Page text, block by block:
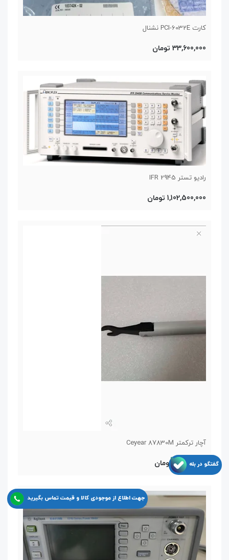
کارت PCI-6032E نشنال
33,600,000 تومان
رادیو تستر IFR 2945
1,102,500,000 تومان
آچار ترکمتر Ceyear 87830M
11,550,000 تومان
گفتگو در بله
جهت اطلاع از موجودی کالا و قیمت تماس بگیرید